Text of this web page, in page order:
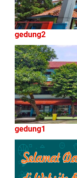
gedung2
gedung1